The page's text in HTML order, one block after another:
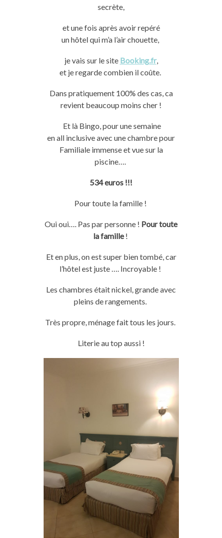
secrète,
et une fois après avoir repéré
unhôtelqui m’a l’airchouette,
jevais sur le site Booking.fr,
et jeregarde combien il coûte.
Dans pratiquement 100% des cas, ca
revient beaucoup moins cher !
Et là Bingo, pour une semaine
enall inclusive avec une chambre pour
Familiale immense et vue sur la
piscine….
534 euros !!!
Pour toute la famille !
Ouioui…. Pas par personne ! Pour toute
la famille!
Et en plus, on estsuperbien tombé, car
l’hôtel est juste …. Incroyable !
Les chambres étaitnickel, grande avec
pleins de rangements.
Très propre, ménage fait tous les jours.
Literie autop aussi !